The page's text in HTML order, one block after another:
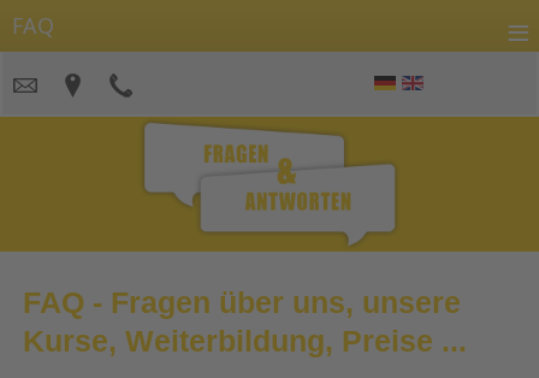
FAQ - Fragen über uns, unsere
Kurse, Weiterbildung, Preise ...
FAQ ≡